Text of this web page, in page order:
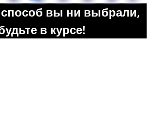
вы ни выбрали,
в курсе!